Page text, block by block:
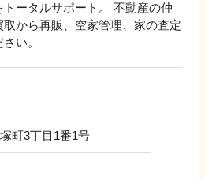
ータルサポート。 不動産の仲
から再販、空家管理、家の査定
い。
町3丁目1番1号